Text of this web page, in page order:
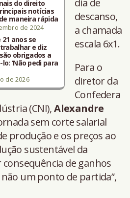
do direito
notícias
maneira rápida
de 2024
21 anos se
e diz
obrigados a
‘Não pedi para
de 2026
dia de
descanso,
a chamada
escala 6x1.
Para o
diretor da
Confedera
(CNI),Alexandre
sem corte salarial
produção e os preços ao
sustentável da
de ganhos
um ponto de partida”,